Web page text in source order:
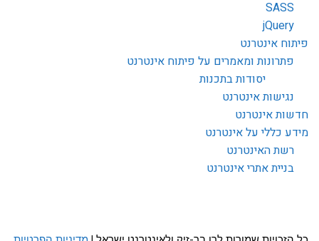
SASS
jQuery
פיתוח אינטרנט
פתרונות ומאמרים על פיתוח אינטרנט
יסודות בתכנות
נגישות אינטרנט
חדשות אינטרנט
מידע כללי על אינטרנט
רשת האינטרנט
בניית אתרי אינטרנט